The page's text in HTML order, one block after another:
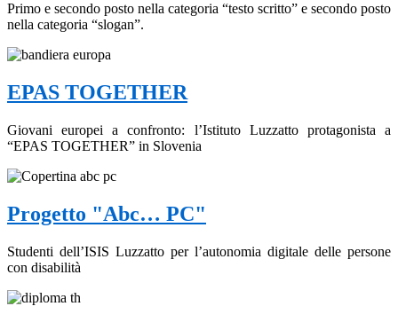
Primo e secondo posto nella categoria “testo scritto” e secondo posto
nella categoria “slogan”.
EPAS TOGETHER
Giovani europei a confronto: l’Istituto Luzzatto protagonista a
“EPAS TOGETHER” in Slovenia
Progetto "Abc… PC"
Studenti dell’ISIS Luzzatto per l’autonomia digitale delle persone
con disabilità